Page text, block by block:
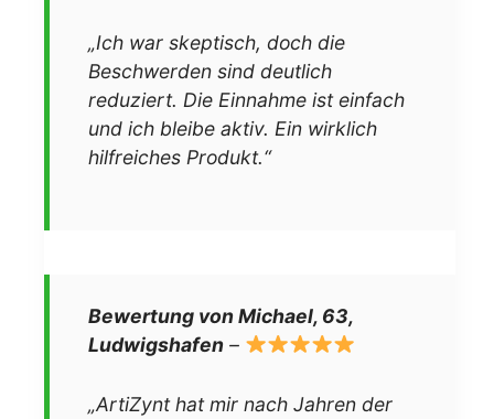
„Ich war skeptisch, doch die
Beschwerden sind deutlich
reduziert. Die Einnahme ist einfach
und ich bleibe aktiv. Ein wirklich
hilfreiches Produkt.“
Bewertung von Michael, 63,
Ludwigshafen –
„ArtiZynt hat mir nach Jahren der